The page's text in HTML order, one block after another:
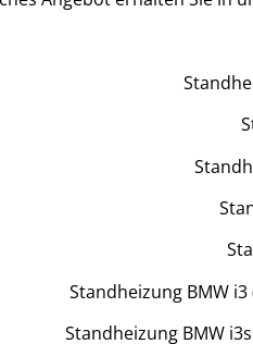
Standheizung BMW
Standheizung BMW